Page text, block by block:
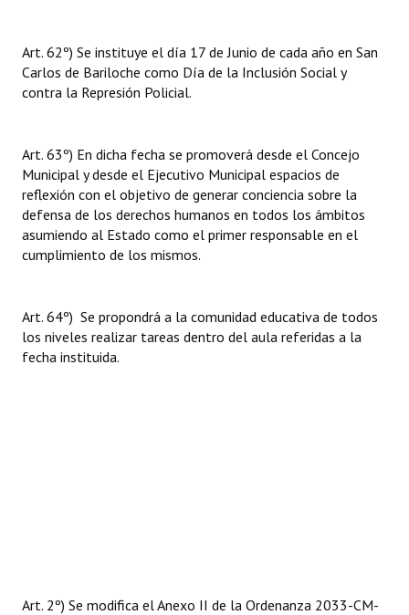
Art. 62º) Se instituye el día 17 de Junio de cada año en San
Carlos de Bariloche como Día de la Inclusión Social y
contra la Represión Policial.
Art. 63º) En dicha fecha se promoverá desde el Concejo
Municipal y desde el Ejecutivo Municipal espacios de
reflexión con el objetivo de generar conciencia sobre la
defensa de los derechos humanos en todos los ámbitos
asumiendo al Estado como el primer responsable en el
cumplimiento de los mismos.
Art. 64º) Se propondrá a la comunidad educativa de todos
los niveles realizar tareas dentro del aula referidas a la
fecha instituida.
Art. 2º) Se modifica el Anexo II de la Ordenanza 2033-CM-